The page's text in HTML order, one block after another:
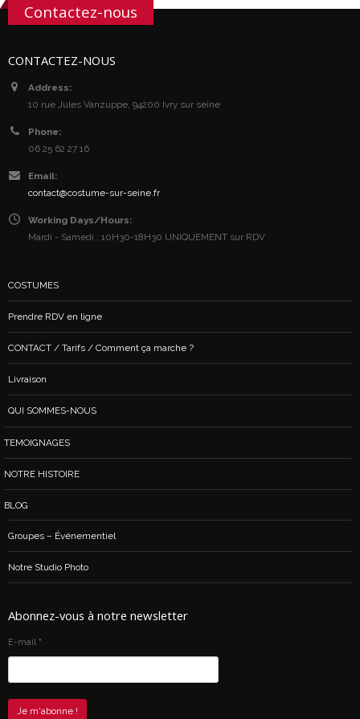
Contactez-nous
CONTACTEZ-NOUS
Address:
10 rue Jules Vanzuppe, 94200 Ivry sur seine
Phone:
06 25 62 27 16
Email:
contact@costume-sur-seine.fr
Working Days/Hours:
Mardi - Samedi : 10H30-18H30 UNIQUEMENT sur RDV
COSTUMES
Prendre RDV en ligne
CONTACT / Tarifs / Comment ça marche ?
Livraison
QUI SOMMES-NOUS
TEMOIGNAGES
NOTRE HISTOIRE
BLOG
Groupes – Événementiel
Notre Studio Photo
Abonnez-vous à notre newsletter
E-mail *